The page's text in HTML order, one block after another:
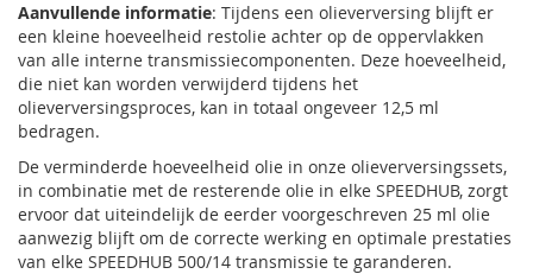
Aanvullende informatie: Tijdens een olieverversing blijft er
een kleine hoeveelheid restolie achter op de oppervlakken
van alle interne transmissiecomponenten. Deze hoeveelheid,
die niet kan worden verwijderd tijdens het
olieverversingsproces, kan in totaal ongeveer 12,5 ml
bedragen.
De verminderde hoeveelheid olie in onze olieverversingssets,
in combinatie met de resterende olie in elke SPEEDHUB, zorgt
ervoor dat uiteindelijk de eerder voorgeschreven 25 ml olie
aanwezig blijft om de correcte werking en optimale prestaties
van elke SPEEDHUB 500/14 transmissie te garanderen.